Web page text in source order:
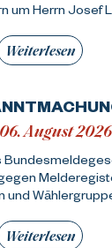
um Herrn Josef
Weiterlesen
August 2026
und
Weiterlesen